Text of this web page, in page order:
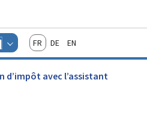
principal
contenu
Changer
d'espace
Menu
FrançaisDeutschEnglish
d’impôt avec l’assistant